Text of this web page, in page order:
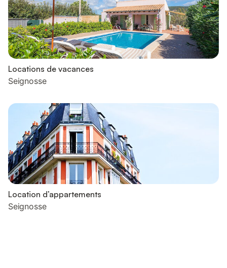
Locations de vacances
Seignosse
Location d’appartements
Seignosse